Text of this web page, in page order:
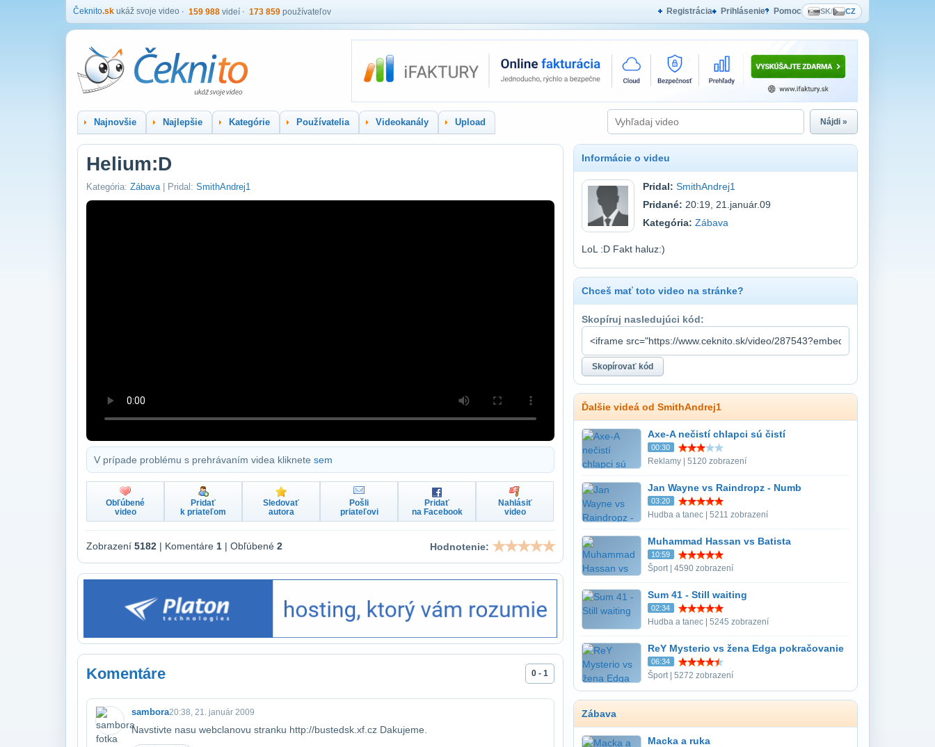
Čeknito.sk ukáž svoje video 159 988 videí 173 859 používateľov Registrácia Prihlásenie Pomoc SK/ CZ
Najnovšie Najlepšie Kategórie Používatelia Videokanály Upload Nájdi »
Helium:D
Kategória: Zábava| Pridal: SmithAndrej1
V prípade problému s prehrávaním videa kliknete sem
Obľúbené
video
Pridať
k priateľom
Sledovať
autora
Pošli
priateľovi
Pridať
na Facebook
Nahlásiť
video
Zobrazení 5182 | Komentáre 1 | Obľúbené 2 Hodnotenie:
Komentáre 0 - 1
sambora20:38, 21. január 2009
Navstivte nasu webclanovu stranku http://bustedsk.xf.cz Dakujeme.
Informácie o videu
Pridal: SmithAndrej1
Pridané: 20:19, 21.január.09
Kategória: Zábava
LoL :D Fakt haluz:)
Chceš mať toto video na stránke?
Skopíruj nasledujúci kód:
Ďalšie videá od SmithAndrej1
Axe-A nečistí chlapci sú čistí
00:30
Reklamy | 5120 zobrazení
Jan Wayne vs Raindropz - Numb
03:20
Hudba a tanec | 5211 zobrazení
Muhammad Hassan vs Batista
10:59
Šport | 4590 zobrazení
Sum 41 - Still waiting
02:34
Hudba a tanec | 5245 zobrazení
ReY Mysterio vs žena Edga pokračovanie
06:34
Šport | 5272 zobrazení
Zábava
Macka a ruka